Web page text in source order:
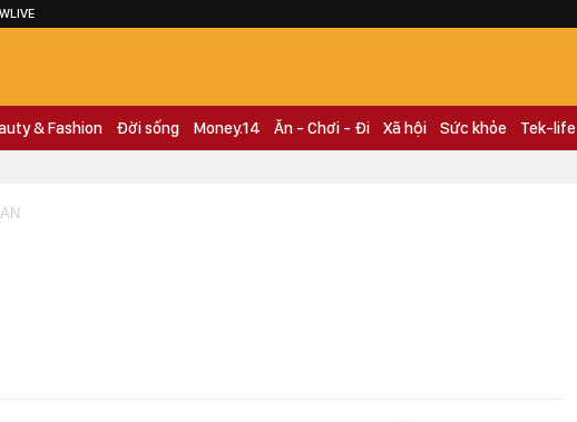
& Fashion Đời sống Money.14 Ăn - Chơi - Đi Xã hội Sức khỏe Tek-life